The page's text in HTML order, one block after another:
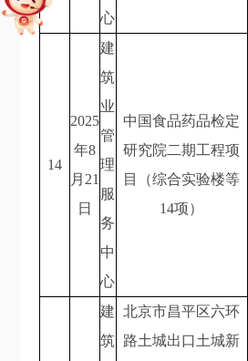
心
14
2025
年8
月21
日
建
筑
业
管
理
服
务
中
心
中国食品药品检定
研究院二期工程项
目（综合实验楼等
14项）
建
筑
北京市昌平区六环
路土城出口土城新